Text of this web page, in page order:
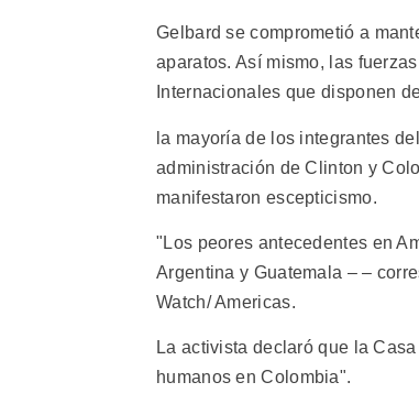
Gelbard se comprometió a
aparatos. Así mismo, las
Internacionales que disponen
la mayoría de los integrantes
administración de Clinton y
manifestaron escepticismo.
"Los peores antecedentes en
Argentina y Guatemala – –
Watch/ Americas.
La activista declaró que la
humanos en Colombia".